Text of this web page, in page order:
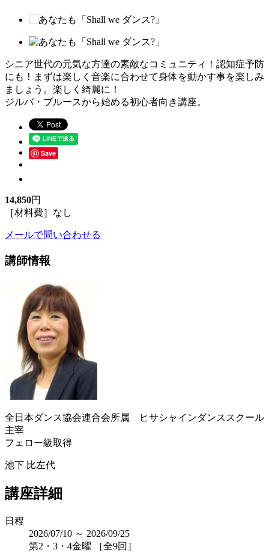
シニア世代の元気な方達の素敵なコミュニティ！認知症予防
にも！まずは楽しく音楽に合わせて身体を動かす事を楽しみ
ましょう。楽しく綺麗に！
ジルバ・ブルースから始める初心者向き講座。
Save
14,850円
［材料費］なし
メールで問い合わせる
講師情報
全日本ダンス協会連合会所属 ヒサシャインダンススクール
主宰
フェロー級取得
池下 比左代
講座詳細
日程
2026/07/10 ～ 2026/09/25
第2・3・4金曜 ［全9回］